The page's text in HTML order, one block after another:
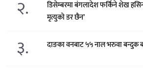
२.
डिसेम्बरमा बंगलादेश फर्किने शेख
मृत्युको डर छैन’
३. दाङका वनबाट ५५ नाल भरुवा बन्दुक